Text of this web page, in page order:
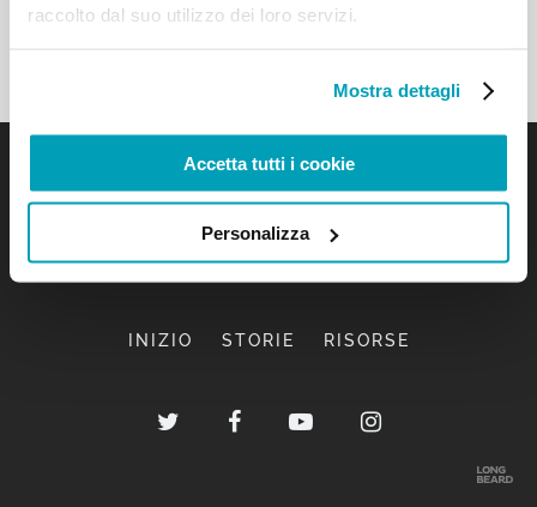
raccolto dal suo utilizzo dei loro servizi.
Mostra dettagli
Accetta tutti i cookie
Personalizza
INIZIO STORIE RISORSE